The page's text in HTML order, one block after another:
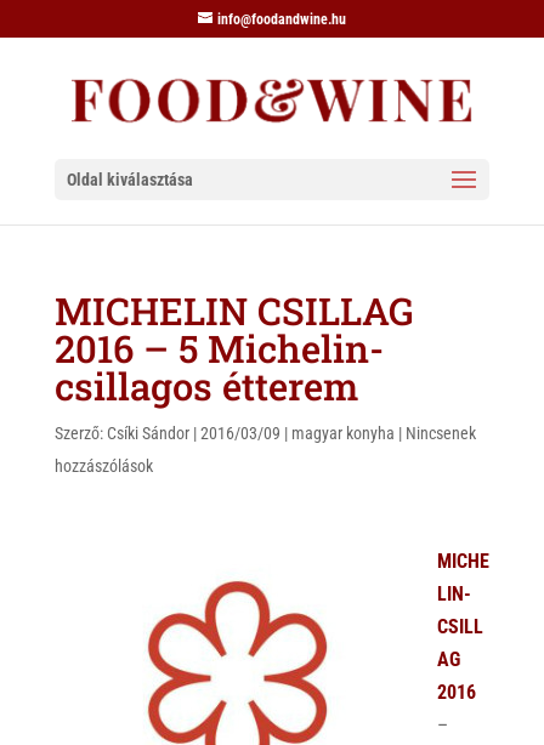
info@foodandwine.hu
Oldal kiválasztása
MICHELIN CSILLAG
2016 – 5 Michelin-
csillagos étterem
Szerző: Csíki Sándor|2016/03/09 | magyar konyha | Nincsenek
hozzászólások
MICHE
LIN-
CSILL
AG
2016
–